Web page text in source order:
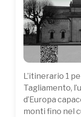
L’itinerario 1
Tagliamento,
d’Europa
monti fino nel